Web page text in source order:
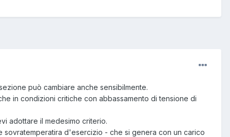
può cambiare anche sensibilmente.
in condizioni critiche con abbassamento di tensione di
il medesimo criterio.
d'esercizio - che si genera con un carico